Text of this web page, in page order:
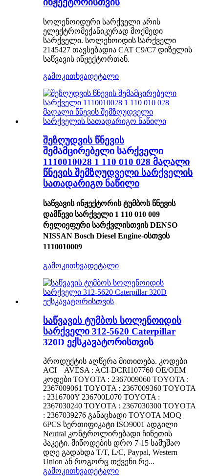
ინჟექტორისთვის
სოლენოიდური სარქველი არის
ელექტრომექანიკურად მოქმედი
სარქველი. სოლენოიდის სარქველი
2145427 თავსებადია CAT C9/C7 დიზელის
საწვავის ინჟექტორთან.
გამოკითხვადეტალი
შეზღუდვის წნევის
შემამცირებელი სარქველი
1110010028 1 110 010 028 მაღალი
წნევის შემზღუდველი სარქველის
სათადარიგო ნაწილი
საწვავის ინჟექტორის ტუმბოს წნევის
დამწევი სარქველი 1 110 010 009
რელიეფური სარქვლისთვის DENSO
NISSAN Bosch Diesel Engine-ისთვის
1110010009
გამოკითხვადეტალი
საწვავის ტუმბოს სოლენოიდის
სარქველი 312-5620 Caterpillar
320D ექსკავატორისთვის
პროდუქტის აღწერა მითითება. კოდები
ACI – AVESA : ACI-DCRI107760 OE/OEM
კოდები TOYOTA : 2367009060 TOYOTA :
2367009061 TOYOTA : 2367009360 TOYOTA
: 2316700Y 236700L070 TOYOTA :
2367030240 TOYOTA : 2367030300 TOYOTA
: 2367039276 განაცხადი TOYOTA MOQ
6PCS სერთიფიკატი ISO9001 ადგილი
Neutral კონტროლირებადი ჩინეთის
პაკეტი. მიწოდების დრო 7-15 სამუშაო
დღე გადახდა T/T, L/C, Paypal, Western
Union ან როგორც თქვენი რე...
გამოკითხვადეტალი